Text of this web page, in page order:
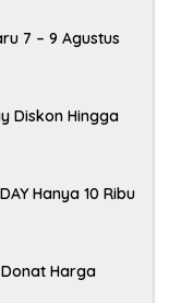
7 – 9 Agustus
Diskon Hingga
Hanya 10 Ribu
Harga